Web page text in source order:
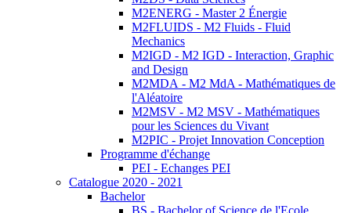
M2ENERG - Master 2 Énergie
M2FLUIDS - M2 Fluids - Fluid
Mechanics
M2IGD - M2 IGD - Interaction, Graphic
and Design
M2MDA - M2 MdA - Mathématiques de
l'Aléatoire
M2MSV - M2 MSV - Mathématiques
pour les Sciences du Vivant
M2PIC - Projet Innovation Conception
Programme d'échange
PEI - Echanges PEI
Catalogue 2020 - 2021
Bachelor
BS - Bachelor of Science de l'Ecole